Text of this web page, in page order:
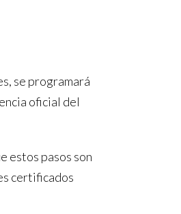
se programará
oficial del
estos pasos son
certificados